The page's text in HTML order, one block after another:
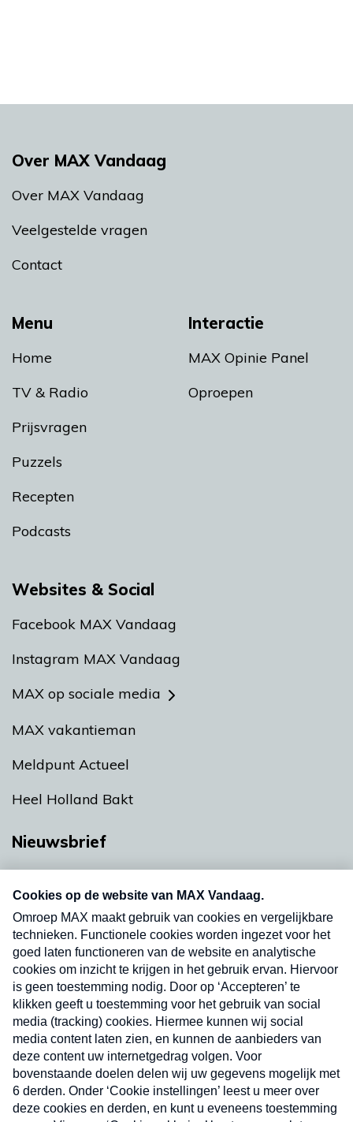
Menu
Home
TV & Radio
Prijsvragen
Puzzels
Recepten
Podcasts
Interactie
MAX Opinie Panel
Oproepen
Over MAX Vandaag
Over MAX Vandaag
Veelgestelde vragen
Contact
Websites & Social
Facebook MAX Vandaag
Instagram MAX Vandaag
MAX op sociale media
MAX vakantieman
Meldpunt Actueel
Heel Holland Bakt
Nieuwsbrief
nieuwsbrief. Elke vrijdag- en dinsdagochtend in
uw mailbox.
Verzend
Nieuwsbrief